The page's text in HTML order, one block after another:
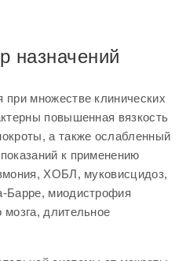
пациента и облегчает
запрещено применять при
эмфиземе и эмфиземе
перкуссионер и
назначений
при множестве клинических
повышенная вязкость
а также ослабленный
к применению
ХОБЛ, муковисцидоз,
миодистрофия
длительное